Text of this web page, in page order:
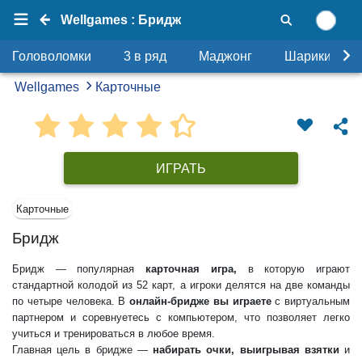
Wellgames : Бридж
Головоломки 3 в ряд Маджонг Шарики
Wellgames Карточные
ИГРАТЬ
Карточные
Бридж
Бридж — популярная карточная игра, в которую играют
стандартной колодой из 52 карт, а игроки делятся на две команды
по четыре человека. В онлайн-бридже вы играетес виртуальным
партнером и соревнуетесь с компьютером, что позволяет легко
учиться и тренироваться в любое время.
Главная цель в бридже — набирать очки, выигрывая взятки и